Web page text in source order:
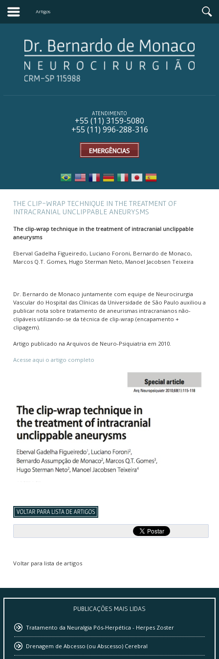
Artigos
ATENDIMENTO
+55 (11) 3159-5080
+55 (11) 996-288-316
THE CLIP-WRAP TECHNIQUE IN THE TREATMENT OF
INTRACRANIAL UNCLIPPABLE ANEURYSMS
The clip-wrap technique in the treatment of intracranial unclippable
aneurysms
Eberval Gadelha Figueiredo, Luciano Foroni, Bernardo de Monaco,
Marcos Q.T. Gomes, Hugo Sterman Neto, Manoel Jacobsen Teixeira
Dr. Bernardo de Monaco juntamente com equipe de Neurocirurgia
Vascular do Hospital das Clínicas da Universidade de São Paulo auxiliou a
publicar nota sobre tratamento de aneurismas intracranianos não-
clipáveis utilizando-se da técnica de clip-wrap (encapamento +
clipagem).
Artigo publicado na Arquivos de Neuro-Psiquiatria em 2010.
Acesse aqui o artigo completo
Voltar para lista de artigos
PUBLICAÇÕES MAIS LIDAS
Tratamento da Neuralgia Pós-Herpética - Herpes Zoster
Drenagem de Abcesso (ou Abscesso) Cerebral